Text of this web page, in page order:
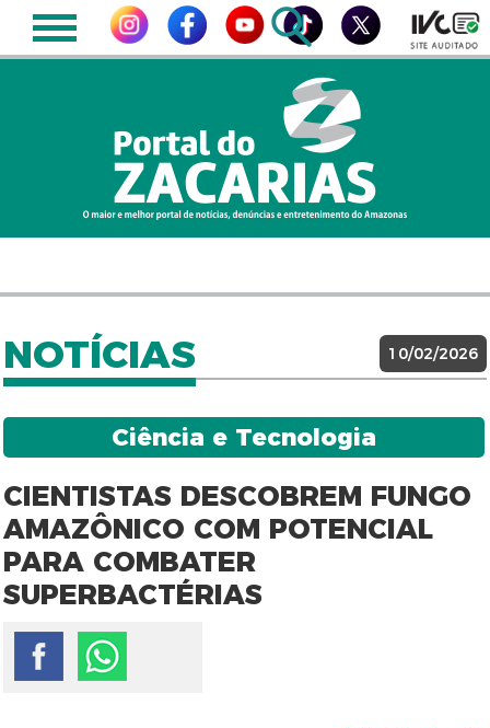
NOTÍCIAS 10/02/2026
Ciência e Tecnologia
CIENTISTAS DESCOBREM FUNGO
AMAZÔNICO COM POTENCIAL
PARA COMBATER
SUPERBACTÉRIAS